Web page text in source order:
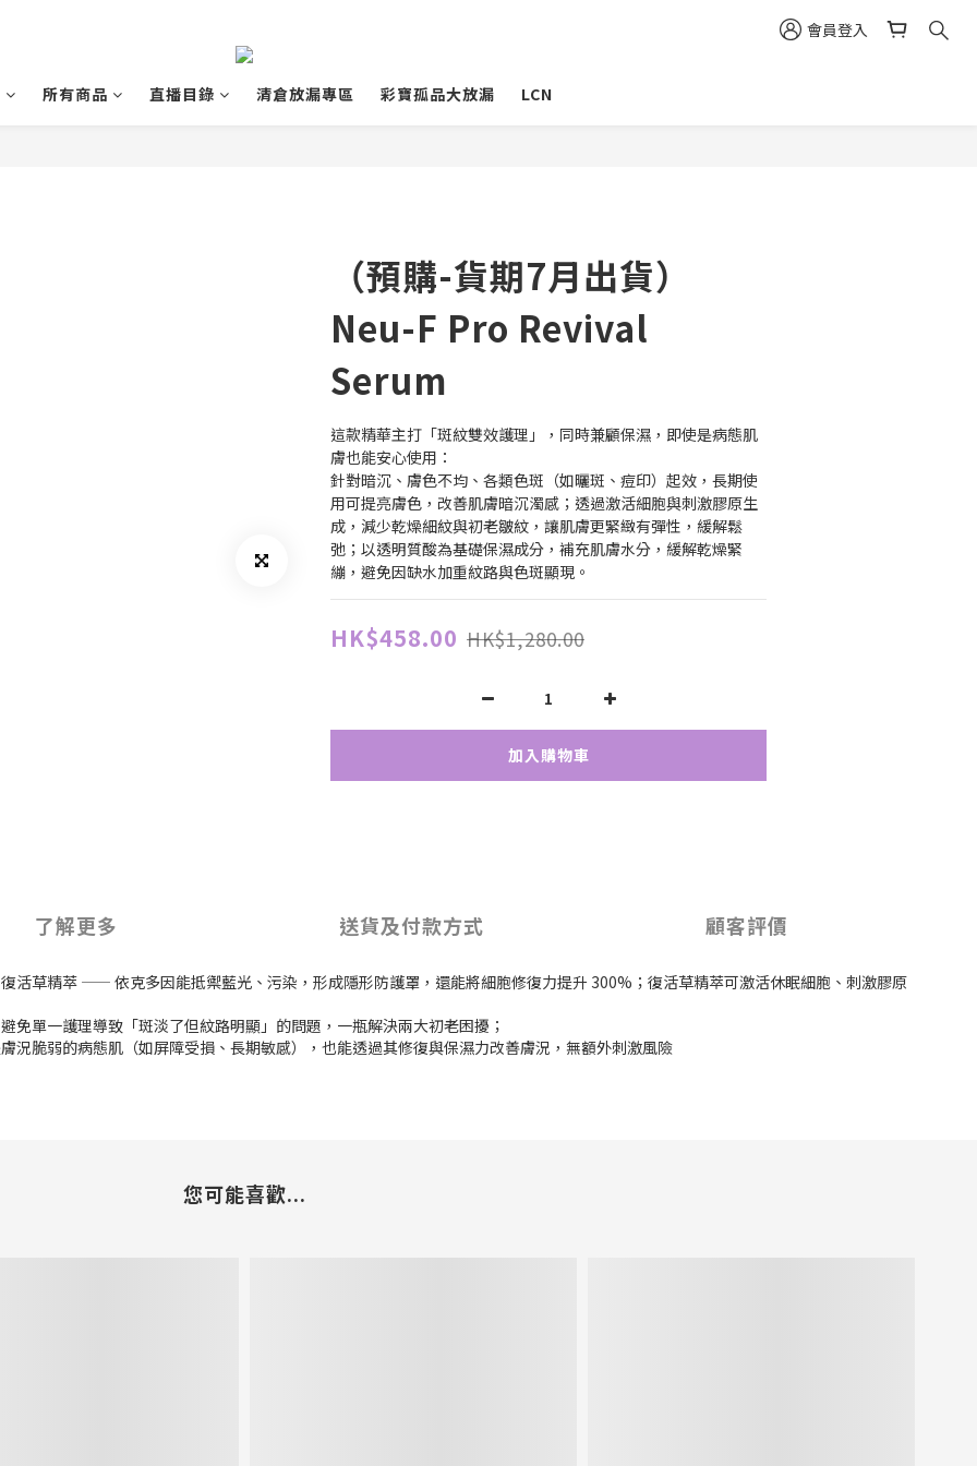
會員登入
所有商品 直播目錄 清倉放漏專區 彩寶孤品大放漏 LCN
（預購-貨期7月出貨）
Neu-F Pro Revival
Serum
這款精華主打「斑紋雙效護理」，同時兼顧保濕，即使是病態肌
膚也能安心使用：
針對暗沉、膚色不均、各類色斑（如曬斑、痘印）起效，長期使
用可提亮膚色，改善肌膚暗沉濁感；透過激活細胞與刺激膠原生
成，減少乾燥細紋與初老皺紋，讓肌膚更緊緻有彈性，緩解鬆
弛；以透明質酸為基礎保濕成分，補充肌膚水分，緩解乾燥緊
繃，避免因缺水加重紋路與色斑顯現。
HK$458.00 HK$1,280.00
加入購物車
了解更多 送貨及付款方式 顧客評價
活草精萃 —— 依克多因能抵禦藍光、污染，形成隱形防護罩，還能將細胞修復力提升 300%；復活草精萃可激活休眠細胞、刺激膠原
免單一護理導致「斑淡了但紋路明顯」的問題，一瓶解決兩大初老困擾；
況脆弱的病態肌（如屏障受損、長期敏感），也能透過其修復與保濕力改善膚況，無額外刺激風險
您可能喜歡...